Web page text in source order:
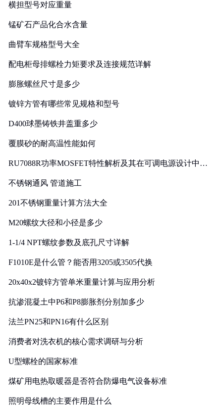
横担型号对应重量
锰矿石产品化合水含量
曲臂车规格型号大全
配电柜母排螺栓力矩要求及连接规范详解
膨胀螺丝尺寸是多少
镀锌方管有哪些常见规格和型号
D400球墨铸铁井盖重多少
覆膜砂的耐高温性能如何
RU7088R功率MOSFET特性解析及其在可调电源设计中的
不锈钢通风 管道施工
201不锈钢重量计算方法大全
M20螺纹大径和小径是多少
1-1/4 NPT螺纹参数及底孔尺寸详解
F1010E是什么管？能否用3205或3505代换
20x40x2镀锌方管单米重量计算与应用分析
抗渗混凝土中P6和P8膨胀剂分别加多少
法兰PN25和PN16有什么区别
消费者对洗衣机的核心需求调研与分析
U型螺栓的国家标准
煤矿用电热取暖器是否符合防爆电气设备标准
照明母线槽的主要作用是什么